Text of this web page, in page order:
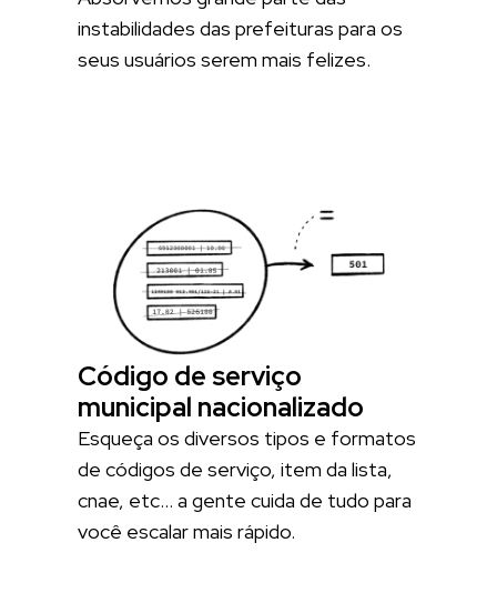
instabilidades das prefeituras para os
seus usuários serem mais felizes.
Código de serviço
municipal nacionalizado
Esqueça os diversos tipos e formatos
de códigos de serviço, item da lista,
cnae, etc… a gente cuida de tudo para
você escalar mais rápido.